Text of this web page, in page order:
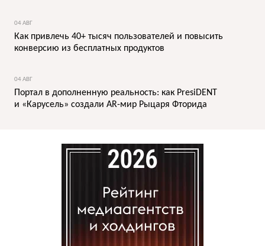
04 АВГ
Как привлечь 40+ тысяч пользователей и повысить
конверсию из бесплатных продуктов
04 АВГ
Портал в дополненную реальность: как PresiDENT
и «Карусель» создали AR-мир Рыцаря Фторида